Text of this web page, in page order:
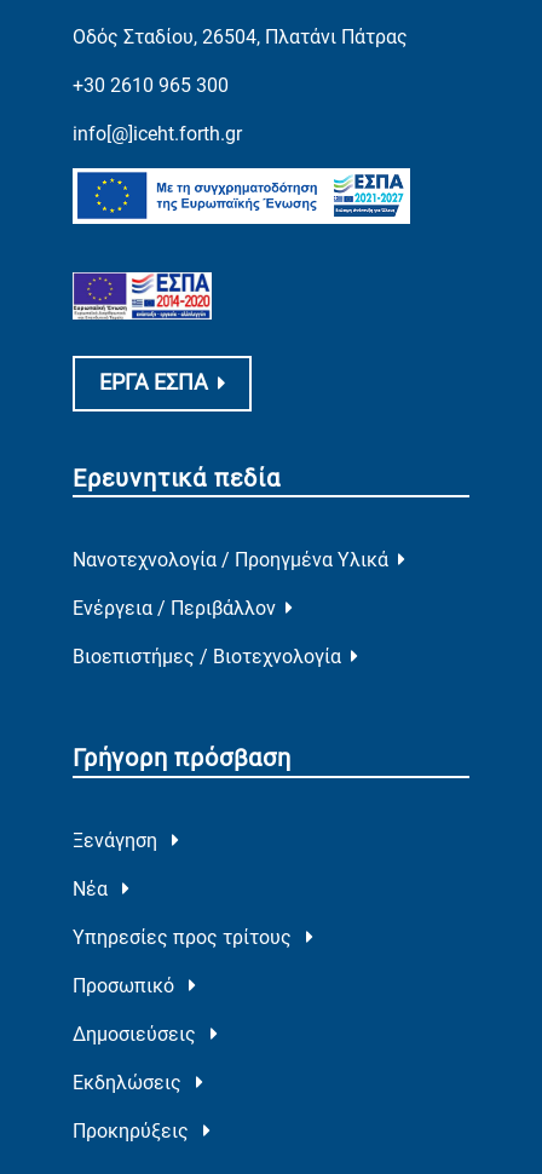
Οδός Σταδίου, 26504, Πλατάνι Πάτρας
+30 2610 965 300
info[@]iceht.forth.gr
ΕΡΓΑ ΕΣΠΑ
Ερευνητικά πεδία
Νανοτεχνολογία / Προηγμένα Υλικά
Ενέργεια / Περιβάλλον
Βιοεπιστήμες / Βιοτεχνολογία
Γρήγορη πρόσβαση
Ξενάγηση
Νέα
Υπηρεσίες προς τρίτους
Προσωπικό
Δημοσιεύσεις
Εκδηλώσεις
Προκηρύξεις